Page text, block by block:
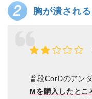
胸が潰され
普段CorDのアン
Mを購入したとこ